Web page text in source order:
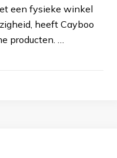
een fysieke winkel
heeft Cayboo
producten. …